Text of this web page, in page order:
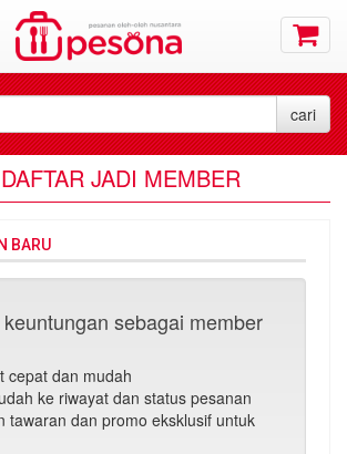
JADI MEMBER
BARU
sebagai member
cepat dan mudah
ke riwayat dan status pesanan
tawaran dan promo eksklusif untuk